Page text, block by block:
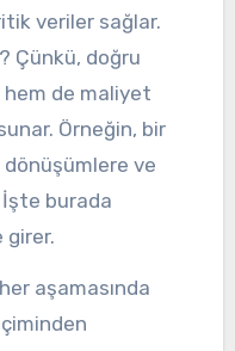
veriler sağlar.
Çünkü, doğru
hem de maliyet
Örneğin, bir
ve
İşte burada
aşamasında